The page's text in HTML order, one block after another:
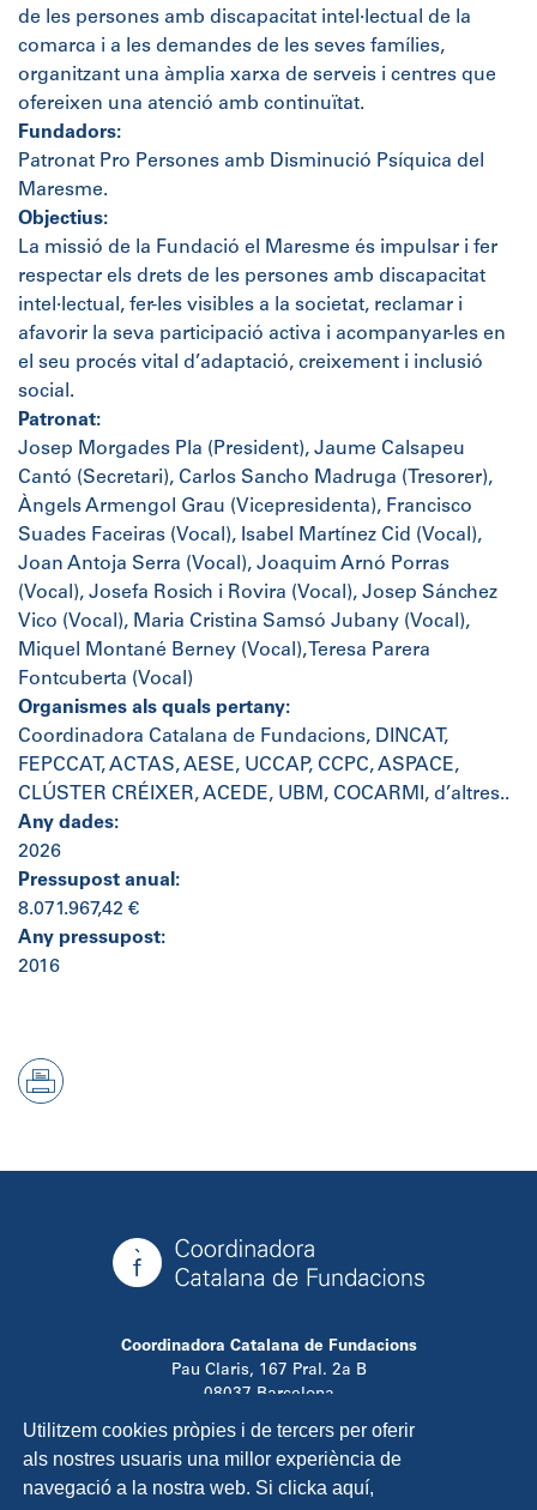
Utilitzem cookies pròpies i de tercers per oferir
als nostres usuaris una millor experiència de
navegació a la nostra web. Si clicka aquí,
de les persones amb discapacitat intel·lectual de la
comarca i a les demandes de les seves famílies,
organitzant una àmplia xarxa de serveis i centres que
ofereixen una atenció amb continuïtat.
Fundadors:
Patronat Pro Persones amb Disminució Psíquica del
Maresme.
Objectius:
La missió de la Fundació el Maresme és impulsar i fer
respectar els drets de les persones amb discapacitat
intel·lectual, fer-les visibles a la societat, reclamar i
afavorir la seva participació activa i acompanyar-les en
el seu procés vital d’adaptació, creixement i inclusió
social.
Patronat:
Josep Morgades Pla (President), Jaume Calsapeu
Cantó (Secretari), Carlos Sancho Madruga (Tresorer),
Àngels Armengol Grau (Vicepresidenta), Francisco
Suades Faceiras (Vocal), Isabel Martínez Cid (Vocal),
Joan Antoja Serra (Vocal), Joaquim Arnó Porras
(Vocal), Josefa Rosich i Rovira (Vocal), Josep Sánchez
Vico (Vocal), Maria Cristina Samsó Jubany (Vocal),
Miquel Montané Berney (Vocal), Teresa Parera
Fontcuberta (Vocal)
Organismes als quals pertany:
Coordinadora Catalana de Fundacions, DINCAT,
FEPCCAT, ACTAS, AESE, UCCAP, CCPC, ASPACE,
CLÚSTER CRÉIXER, ACEDE, UBM, COCARMI, d’altres..
Any dades:
2026
Pressupost anual:
8.071.967,42 €
Any pressupost:
2016
Coordinadora Catalana de Fundacions
Pau Claris, 167 Pral. 2a B
08037 Barcelona
T. 934 881 480
info@ccfundacions.cat